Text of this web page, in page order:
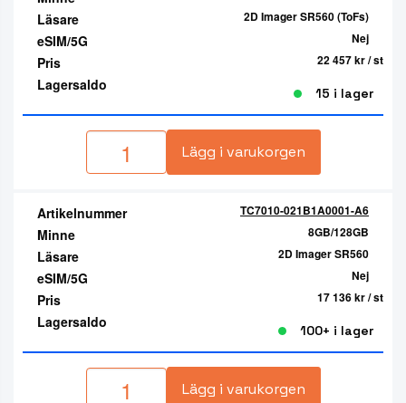
Läsare 2D Imager SR560 (ToFs)
eSIM/5G Nej
Pris 22 457 kr/ st
Lagersaldo 15 i lager
Lägg i varukorgen
Artikelnummer TC7010-021B1A0001-A6
Minne 8GB/128GB
Läsare 2D Imager SR560
eSIM/5G Nej
Pris 17 136 kr/ st
Lagersaldo 100+ i lager
Lägg i varukorgen